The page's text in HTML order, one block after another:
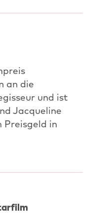
an die
und ist
Jacqueline
in